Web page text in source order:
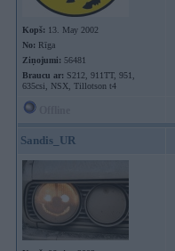
Kopš: 13. May 2002
No: Rīga
Ziņojumi: 56481
Braucu ar: S212, 911TT, 951,
635csi, NSX, Tillotson t4
Sandis_UR